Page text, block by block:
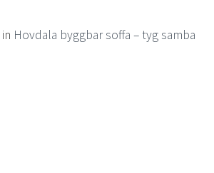
in Hovdala byggbar soffa – tyg samba